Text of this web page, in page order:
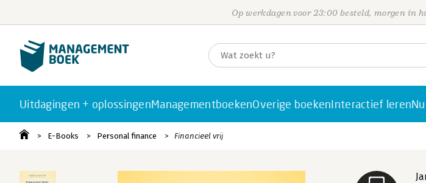
Op werkdagen voor 23:00 besteld, morgen in
Uitdagingen + oplossingenManagementboekenOverige boekenInteractief leren
E-Books Personal finance Financieel vrij